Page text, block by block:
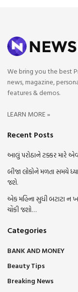
We bring you the best
news, magazine,
features & demos.
LEARN MORE »
Recent Posts
આલું પરોઠાને ટક્કર મારે
બીજા લોકોને મળતા સમયે
જશે.
એક મહિના સુધી બટાટા ન
ચોંકી જશો…
Categories
BANK AND MONEY
Beauty Tips
Breaking News